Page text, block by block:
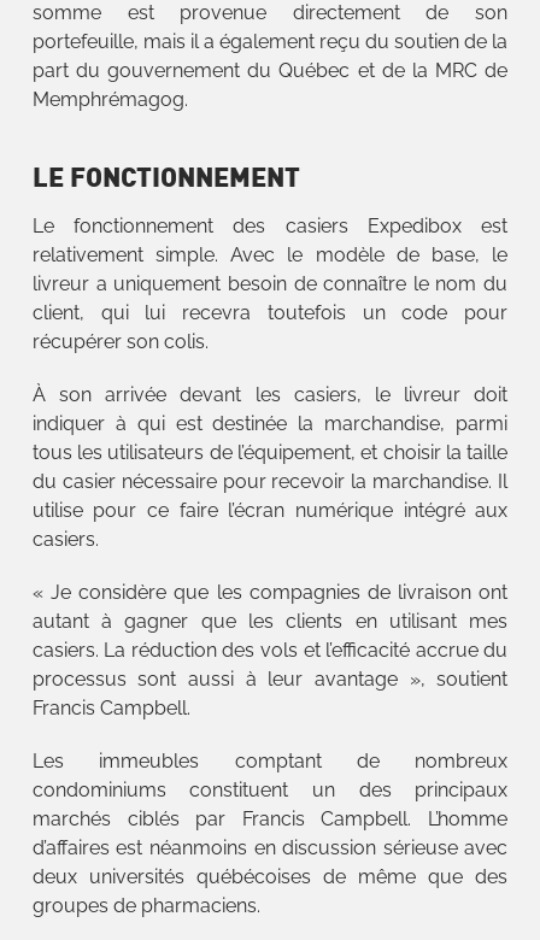
somme est provenue directement de son
portefeuille, mais il a également reçu du soutien de la
part du gouvernement du Québec et de la MRC de
Memphrémagog.
LE FONCTIONNEMENT
Le fonctionnement des casiers Expedibox est
relativement simple. Avec le modèle de base, le
livreur a uniquement besoin de connaître le nom du
client, qui lui recevra toutefois un code pour
récupérer son colis.
À son arrivée devant les casiers, le livreur doit
indiquer à qui est destinée la marchandise, parmi
tous les utilisateurs de l’équipement, et choisir la taille
du casier nécessaire pour recevoir la marchandise. Il
utilise pour ce faire l’écran numérique intégré aux
casiers.
« Je considère que les compagnies de livraison ont
autant à gagner que les clients en utilisant mes
casiers. La réduction des vols et l’efficacité accrue du
processus sont aussi à leur avantage », soutient
Francis Campbell.
Les immeubles comptant de nombreux
condominiums constituent un des principaux
marchés ciblés par Francis Campbell. L’homme
d’affaires est néanmoins en discussion sérieuse avec
deux universités québécoises de même que des
groupes de pharmaciens.